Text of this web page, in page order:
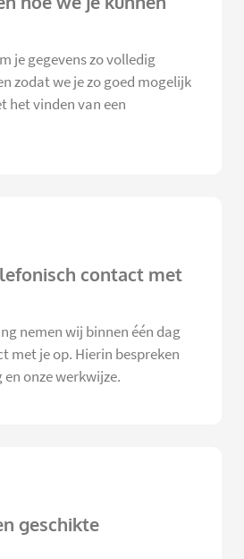
je gegevens zo volledig
zodat we je zo goed mogelijk
het vinden van een
contact met
nemen wij binnen één dag
met je op. Hierin bespreken
onze werkwijze.
geschikte